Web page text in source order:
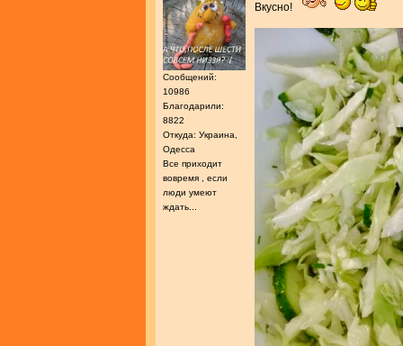
Сообщений:
10986
Благодарили:
8822
Откуда: Украина,
Одесса
Все приходит
вовремя , если
люди умеют
ждать...
Вкусно!